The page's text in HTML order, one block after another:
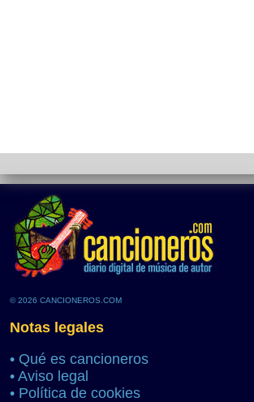
© 2026 CANCIONEROS.COM
Notas legales
• Qué es cancioneros
• Aviso legal
• Política de cookies